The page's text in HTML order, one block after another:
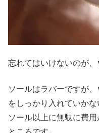
忘れてはいけないのが、
ソールはラバーですが
をしっかり入れていか
ソール以上に無駄に費